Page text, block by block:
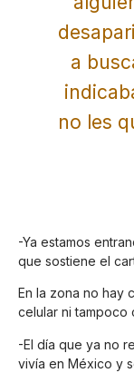
a
no les
-Ya estamos
que sostiene el
En la zona no hay
celular ni tampoco
-El día que ya no
vivía en México y